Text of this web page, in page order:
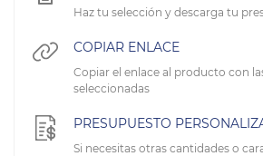
Haz tu selección y descarga tu
COPIAR ENLACE
Copiar el enlace al producto con
seleccionadas
PRESUPUESTO
Si necesitas otras cantidades o